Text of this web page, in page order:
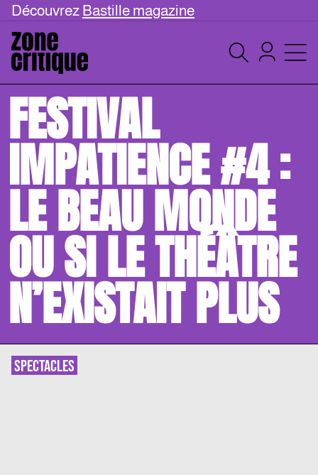
Découvrez Bastille magazine
FESTIVAL
IMPATIENCE #4 :
LE BEAU MONDE
OU SI LE THÉÂTRE
N’EXISTAIT PLUS
SPECTACLES